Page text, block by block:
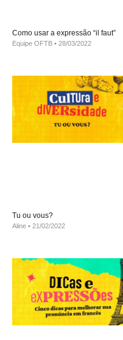
Como usar a expressão “il faut”
Equipe OFTB 28/03/2022
Tu ou vous?
Aline 21/02/2022